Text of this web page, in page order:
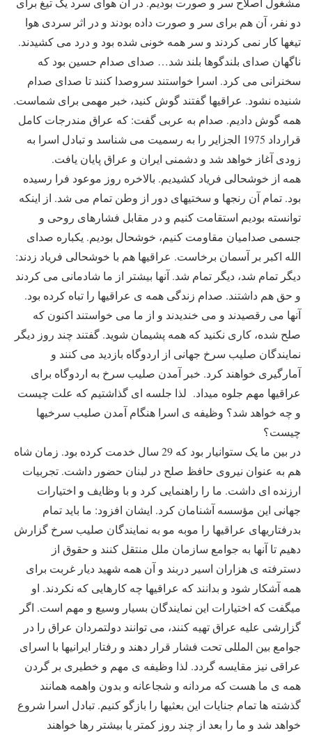
دو نفر، آن هم برای سر و صورت داده بودند و در اثر سردی هوا
تیغها کار نمی کردند و سر همه خونی شده بود و درد می کشیدند.
ناگهان صدای بلندگوها بلند شد… صدای صدام حسین بود که
سخنرانی می کرد. اسرا خواستند سروصدا کنند تا صدای صدام
شنیده نشود. عراقیها گفتند گوش کنید، خبر مهمی برای شماست.
همه گوش دادیم. صدام به عربی گفت: که عراق مندرجات کامل
قرارداد 1975 الجزایر را به رسمیت می شناسد و تبادل اسرا به
زودی آغاز خواهد شد و دشمنی ایران و عراق پایان یافت.
همه از خوشحالی فریاد کشیدیم. بالاخره روز موعود فرا رسیده
بود. تمام آن رنجها و سختیهای دور از وطن تمام می شد. از اینکه
توانسته بودیم استقامت کنیم و در مقابل فشارهای روحی و
جسمی صدامیان مقاومت کنیم، خوشحال بودیم. یکباره صدای
الله اکبر بر آسمان برخاست. عراقیها هم با خوشحالی فریاد زدند:
دیگر تمام شد، دیگر تمام شد. آنها بیشتر از ما شادمانی می کردند
و حق هم داشتند. صدام زندگی همه ی عراقیها را تباه کرده بود.
آنها می رقصیدند و می خندیدند و از ما می خواستند اکنون که
صلح شده، کاری نکنید که همه پشیمان شوید. گفتند چند روز دیگر
نمایندگان صلیب سرخ جهانی از اردوگاه بازدید می کنند و
آمارگیری خواهند کرد. خبر آمدن صلیب سرخ به اردوگاه برای
عراقیها مهم جلوه میداد. لذا جلسه ای گذاشتیم که علت چیست
و چه خواهد شد؟ وظیفه ی اسرا هنگام آمدن صلیب سرخیها
چیست؟
در بین ما یک ستوانیار بود که 29 سال خدمت کرده بود. زمان شاه
هم به عنوان نیروی حافظ صلح در لبنان حضور داشت. تجربیات
ارزنده ای داشت. ما را راهنمایی کرد و با وظایف و اختیارات
جهانی این مؤسسه آشنامان کرد. ایشان افزود: ما باید تمام
بدرفتاریهای عراقیها را موبه مو به نمایندگان صلیب سرخ گزارش
دهیم تا آنها به جوامع سازمان ملل منتقل کنند و حقوق از
دسترفته ی هزاران اسیر دربند و آن همه شهید دیار غربت برای
همه آشکار شود و بدانند که عراقیها چه کارهایی که نکردند. او
میگفت که اختیارات این نمایندگان بسیار وسیع و مهم است. اگر
گزارشی علیه عراق تهیه کنند، می توانند دولتمردان عراق را در
جوامع بین المللی تحت فشار قرار دهند و رفتار ایرانیها با اسرای
عراقی نیز مقایسه گردد. لذا وظیفه ی مهم و خطیری بر گردن
همه ی ما هست که مردانه و شجاعانه و بدون واهمه همانند
گذشته ها تمام جنایات این بعثیها را بازگو کنیم. تبادل اسرا شروع
خواهد شد و ما را بعد از چند روز کمتر یا بیشتر رها خواهند